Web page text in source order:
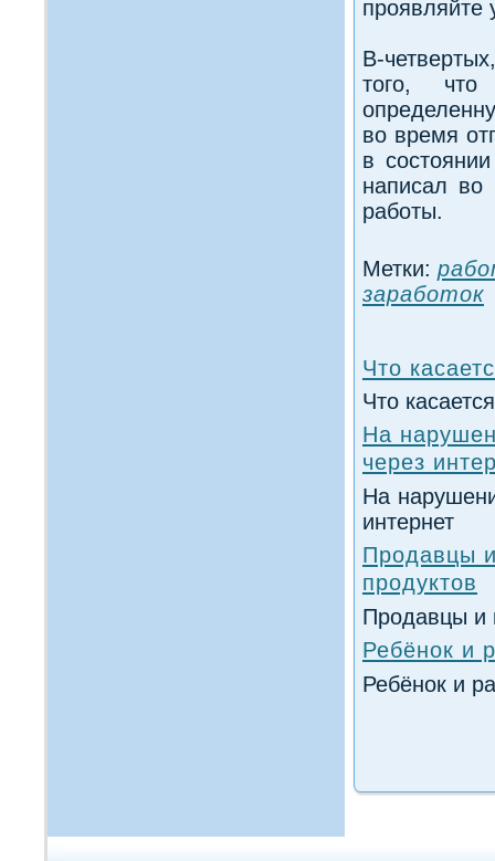
проявляйте
В-
того, что
во время
в
написал во
работы.
Метки:
заработок
Что
Что
На
через
На
интернет
Продавцы
продуктов
Продавцы и
Ребёнок и
Ребёнок и